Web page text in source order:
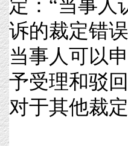
定：“当事人
诉的裁定错
当事人可以
予受理和驳
对于其他裁